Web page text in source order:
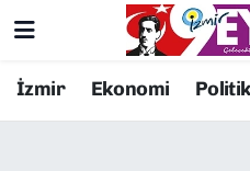
İzmir Ekonomi
Resmi İlanlar
Konak Nöbetçi